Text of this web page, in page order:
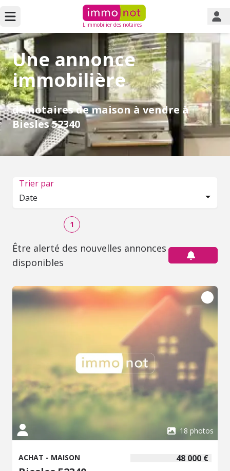
L'immobilier des notaires
Une annonce
immobilière
de notaires de maison à vendre à
Biesles 52340
Trier par
Date
1
Être alerté des nouvelles annonces
disponibles
18 photos
48 000 €
ACHAT - MAISON